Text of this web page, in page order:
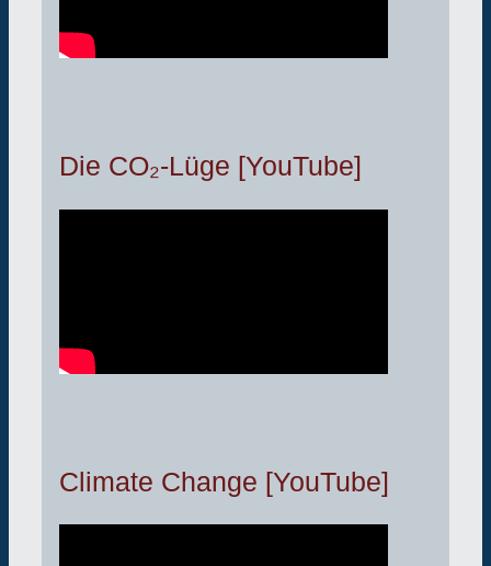
Die CO₂-Lüge [YouTube]
Climate Change [YouTube]